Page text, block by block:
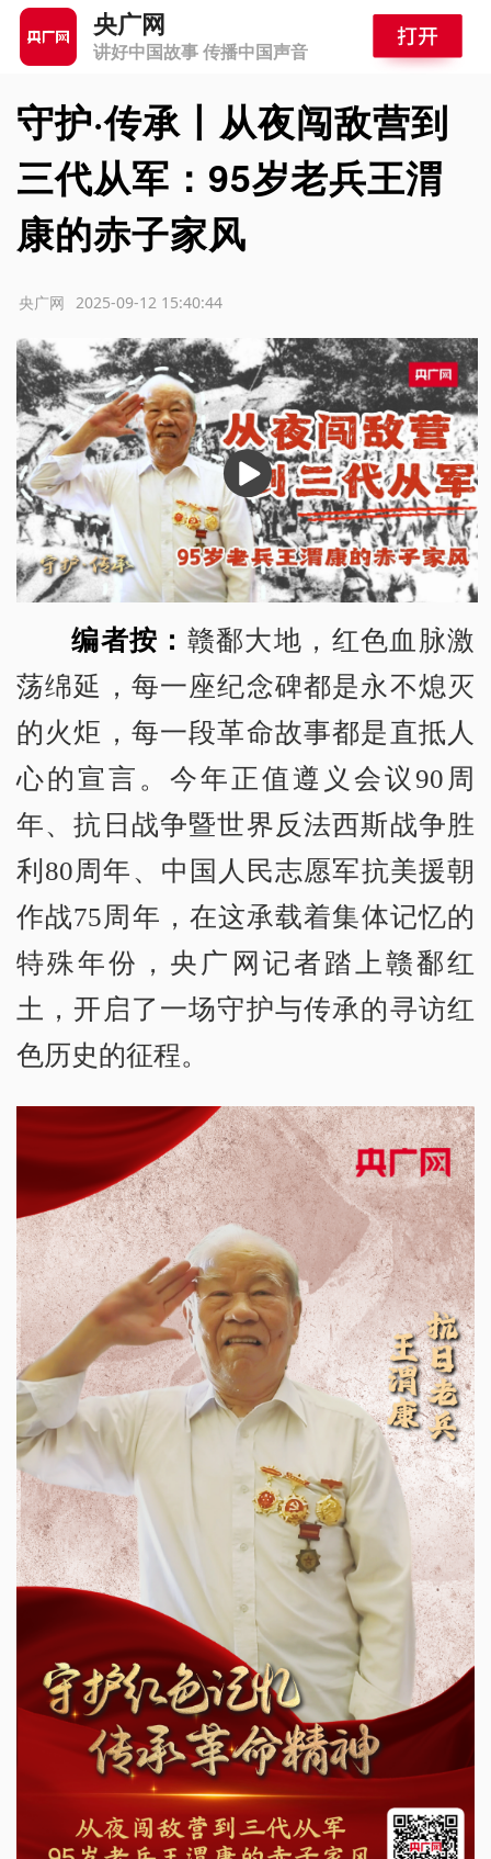
央广网
讲好中国故事 传播中国声音
守护·传承丨从夜闯敌营到
三代从军：95岁老兵王渭
康的赤子家风
2025-09-12 15:40:44
央广网
播
放
编者按： 赣鄱大地，红色血脉激
荡绵延，每一座纪念碑都是永不熄灭
的火炬，每一段革命故事都是直抵人
心的宣言。今年正值遵义会议90周
年、抗日战争暨世界反法西斯战争胜
利80周年、中国人民志愿军抗美援朝
作战75周年，在这承载着集体记忆的
特殊年份，央广网记者踏上赣鄱红
土，开启了一场守护与传承的寻访红
色历史的征程。